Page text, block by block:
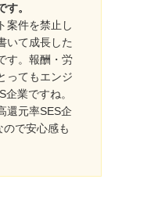
。
案件を禁止し
いて成長した
す。報酬・労
ってもエンジ
業ですね。
還元率SES企
で安心感も